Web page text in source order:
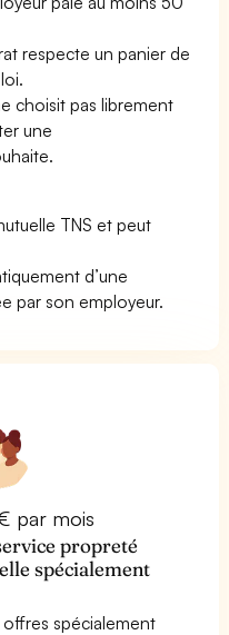
respecte un panier de
choisit pas librement
une
TNS et peut
d’une
par son employeur.
par mois
propreté
spécialement
spécialement